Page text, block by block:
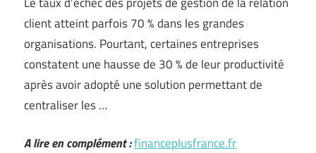
client atteint parfois 70 % dans les grandes
organisations. Pourtant, certaines entreprises
constatent une hausse de 30 % de leur productivité
après avoir adopté une solution permettant de
centraliser les …
A lire en complément :financeplusfrance.fr